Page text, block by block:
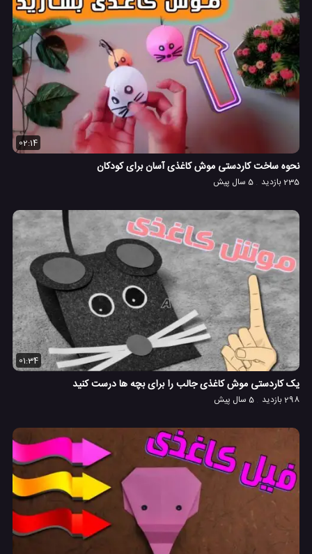
02:14
نحوه ساخت کاردستی موش کاغذی آسان برای کودکان
235 بازدید 5 سال پیش
01:34
یک کاردستی موش کاغذی جالب را برای بچه ها درست کنید
298 بازدید 5 سال پیش